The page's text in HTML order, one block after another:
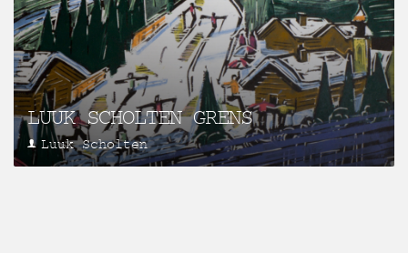
LUUK SCHOLTEN GRENS
Luuk Scholten